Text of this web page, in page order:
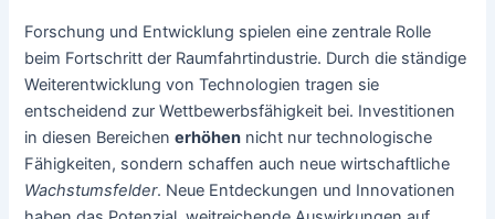
Forschung und Entwicklung spielen eine zentrale Rolle
beim Fortschritt der Raumfahrtindustrie. Durch die ständige
Weiterentwicklung von Technologien tragen sie
entscheidend zur Wettbewerbsfähigkeit bei. Investitionen
in diesen Bereichenerhöhen nicht nur technologische
Fähigkeiten, sondern schaffen auch neue wirtschaftliche
Wachstumsfelder. Neue Entdeckungen und Innovationen